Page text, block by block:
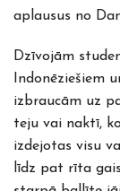
aplausus no
Dzīvojām
Indonēziešiem
izbraucām uz
teju vai naktī,
izdejotas visu
līdz pat rīta